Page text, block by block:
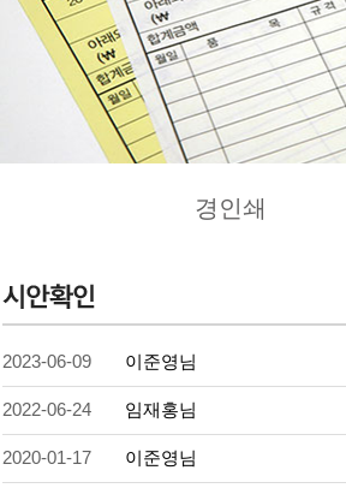
경인쇄
2023-06-09 이준영님
2022-06-24 임재홍님
2020-01-17 이준영님